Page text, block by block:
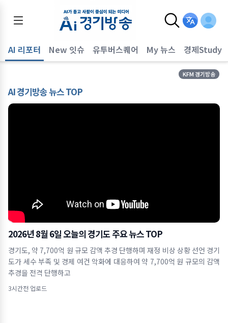
AI 리포터 New 잇슈 유투버스퀘어 My 뉴스 경제Study
KFM 경기방송
AI 경기방송 뉴스 TOP
2026년 8월 6일 오늘의 경기도 주요 뉴스 TOP
경기도, 약 7,700억 원 규모 감액 추경 단행하며 재정 비상 상황 선언 경기
도가 세수 부족 및 경제 여건 악화에 대응하여 약 7,700억 원 규모의 감액
추경을 전격 단행하고
3시간전 업로드